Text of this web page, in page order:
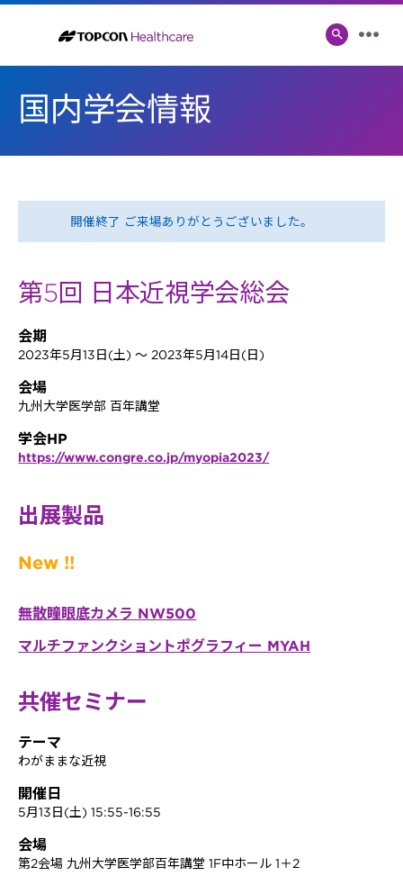
content
検
索
メ
国内学会情報
開催終了 ご来場ありがとうございました。
第5回 日本近視学会総会
会期
2023年5月13日(土) ～ 2023年5月14日(日)
会場
九州大学医学部 百年講堂
学会HP
https://www.congre.co.jp/myopia2023/
出展製品
New !!
無散瞳眼底カメラ NW500
マルチファンクショントポグラフィー MYAH
共催セミナー
テーマ
わがままな近視
開催日
5月13日(土) 15:55-16:55
会場
第2会場 九州大学医学部百年講堂 1F中ホール 1＋2